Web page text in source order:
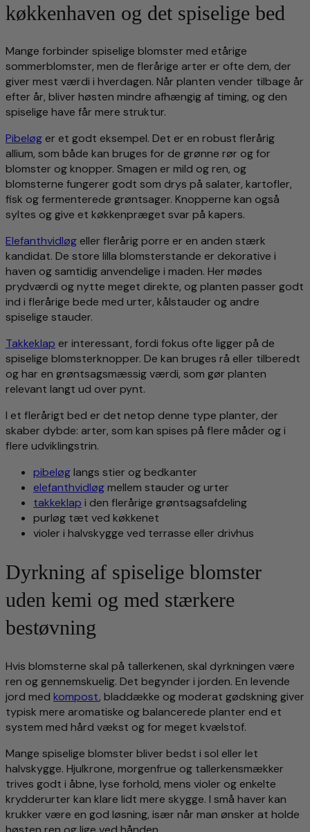
køkkenhaven og det spiselige bed
Mange forbinder spiselige blomster med etårige
sommerblomster, men de flerårige arter er ofte dem, der
giver mest værdi i hverdagen. Når planten vender tilbage år
efter år, bliver høsten mindre afhængig af timing, og den
spiselige have får mere struktur.
Pibeløger et godt eksempel. Det er en robust flerårig
allium, som både kan bruges for de grønne rør og for
blomster og knopper. Smagen er mild og ren, og
blomsterne fungerer godt som drys på salater, kartofler,
fisk og fermenterede grøntsager. Knopperne kan også
syltes og give et køkkenpræget svar på kapers.
Elefanthvidløgeller flerårig porre er en anden stærk
kandidat. De store lilla blomsterstande er dekorative i
haven og samtidig anvendelige i maden. Her mødes
prydværdi og nytte meget direkte, og planten passer godt
ind i flerårige bede med urter, kålstauder og andre
spiselige stauder.
Takkeklap er interessant, fordi fokus ofte ligger på de
spiselige blomsterknopper. De kan bruges rå eller tilberedt
og har en grøntsagsmæssig værdi, som gør planten
relevant langt ud over pynt.
I et flerårigt bed er det netop denne type planter, der
skaber dybde: arter, som kan spises på flere måder og i
flere udviklingstrin.
pibeløglangs stier og bedkanter
elefanthvidløgmellem stauder og urter
takkeklap i den flerårige grøntsagsafdeling
purløg tæt ved køkkenet
violer i halvskygge ved terrasse eller drivhus
Dyrkning af spiselige blomster
uden kemi og med stærkere
bestøvning
Hvis blomsterne skal på tallerkenen, skal dyrkningen være
ren og gennemskuelig. Det begynder i jorden. En levende
jord med kompost, bladdække og moderat gødskning giver
typisk mere aromatiske og balancerede planter end et
system med hård vækst og for meget kvælstof.
Mange spiselige blomster bliver bedst i sol eller let
halvskygge. Hjulkrone, morgenfrue og tallerkensmækker
trives godt i åbne, lyse forhold, mens violer og enkelte
krydderurter kan klare lidt mere skygge. I små haver kan
krukker være en god løsning, især når man ønsker at holde